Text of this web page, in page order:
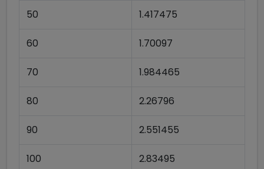
50 1.417475
60 1.70097
70 1.984465
80 2.26796
90 2.551455
100 2.83495